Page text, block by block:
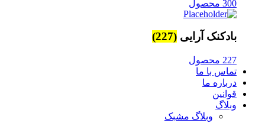
300 محصول
بادکنک آرایی (227)
227 محصول
تماس با ما
درباره ما
قوانین
وبلاگ
وبلاگ مشبک